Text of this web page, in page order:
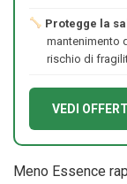
Protegge la
mantenimento
rischio di
VEDI
Meno Essence